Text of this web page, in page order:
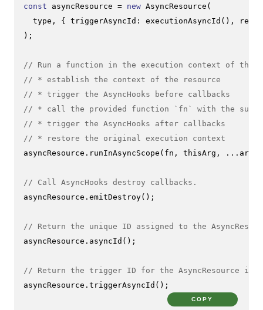
const asyncResource = new AsyncResource (
  type, {
triggerAsyncId : executionAsyncId (),
);
// Run a function in the execution context of the
// * establish the context of the resource
// * trigger the AsyncHooks before callbacks
// * call the provided function `fn` with the
// * trigger the AsyncHooks after callbacks
// * restore the original execution context
asyncResource. runInAsyncScope (fn, thisArg,
// Call AsyncHooks destroy callbacks.
asyncResource. emitDestroy();
// Return the unique ID assigned to the
asyncResource. asyncId ();
// Return the trigger ID for the AsyncResource
asyncResource. triggerAsyncId ();
COPY